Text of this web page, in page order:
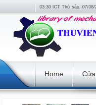
03:30 ICT Thứ sáu, 07/08/
Home